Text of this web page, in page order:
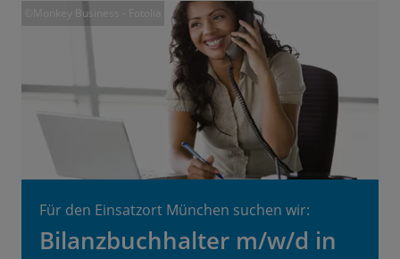
©Monkey Business - Fotolia
Für den Einsatzort München suchen wir:
Bilanzbuchhalter m/w/d in